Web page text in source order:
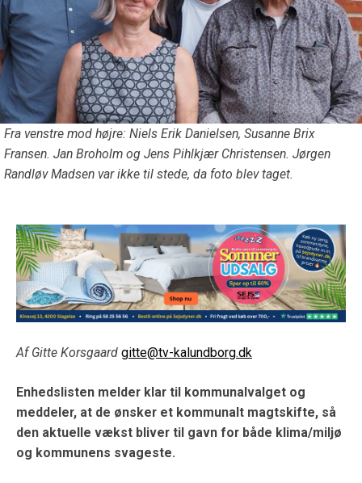
Fra venstre mod højre: Niels Erik Danielsen, Susanne Brix
Fransen. Jan Broholm og Jens Pihlkjær Christensen. Jørgen
Randløv Madsen var ikke til stede, da foto blev taget.
Af Gitte Korsgaard gitte@tv-kalundborg.dk
Enhedslisten melder klar til kommunalvalget og
meddeler, at de ønsker et kommunalt magtskifte, så
den aktuelle vækst bliver til gavn for både klima/miljø
og kommunens svageste.